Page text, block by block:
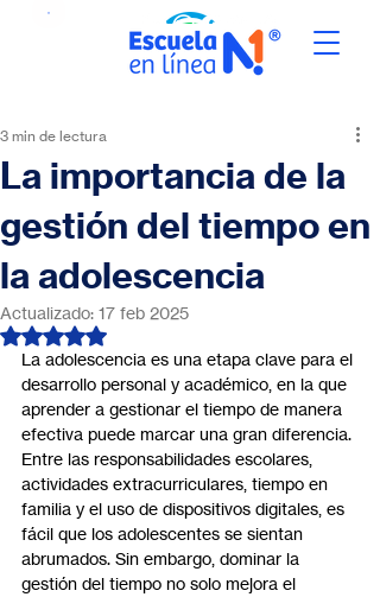
La importancia de la
gestión del tiempo en
la adolescencia
3 min de lectura
Actualizado: 17 feb 2025
Obtuvo NaN de 5 estrellas.
La adolescencia es una etapa clave para el
desarrollo personal y académico, en la que
aprender a gestionar el tiempo de manera
efectiva puede marcar una gran diferencia.
Entre las responsabilidades escolares,
actividades extracurriculares, tiempo en
familia y el uso de dispositivos digitales, es
fácil que los adolescentes se sientan
abrumados. Sin embargo, dominar la
gestión del tiempo no solo mejora el